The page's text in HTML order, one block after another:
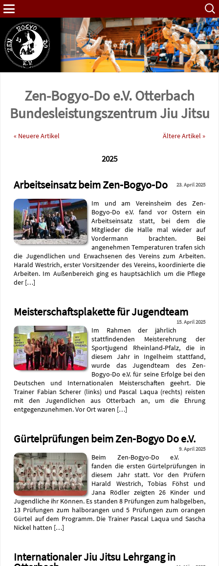
Suche
nach:
Zen-Bogyo-Do e.V. Otterbach
Bundes­leistungs­zentrum Jiu Jitsu
« Neuere Artikel Ältere Artikel »
2025
Arbeitseinsatz beim Zen-Bogyo-Do 23. April 2025
Im und am Vereinsheim des Zen-
Bogyo-Do e.V. fand vor Ostern ein
Arbeitseinsatz statt, bei dem die
Mitglieder die Halle mal wieder auf
Vordermann brachten. Bei
angenehmen Temperaturen trafen sich
die Jugendlichen und Erwachsenen des Vereins zum Arbeiten.
Harald Westrich, erster Vorsitzender des Vereins, koordinierte die
Arbeiten. Im Außenbereich ging es hauptsächlich um die Pflege
der […]
Meisterschaftsplakette für Jugendteam
15. April 2025
Im Rahmen der jährlich
stattfindenden Meisterehrung der
Sportjugend Rheinland-Pfalz, die in
diesem Jahr in Ingelheim stattfand,
wurde das Jugendteam des Zen-
Bogyo-Do e.V. für seine Erfolge bei den
Deutschen und Internationalen Meisterschaften geehrt. Die
Trainer Fabian Scherer (links) und Pascal Laqua (rechts) reisten
mit den Jugendlichen aus Otterbach an, um die Ehrung
entgegenzunehmen. Vor Ort waren […]
Gürtelprüfungen beim Zen-Bogyo Do e.V.
9. April 2025
Beim Zen-Bogyo-Do e.V.
fanden die ersten Gürtelprüfungen in
diesem Jahr statt. Vor den Prüfern
Harald Westrich, Tobias Föhst und
Jana Rödler zeigten 26 Kinder und
Jugendliche ihr Können. Es standen 8 Prüfungen zum halbgelben,
13 Prüfungen zum halborangen und 5 Prüfungen zum orangen
Gürtel auf dem Programm. Die Trainer Pascal Laqua und Sascha
Nickel hatten […]
Internationaler Jiu Jitsu Lehrgang in